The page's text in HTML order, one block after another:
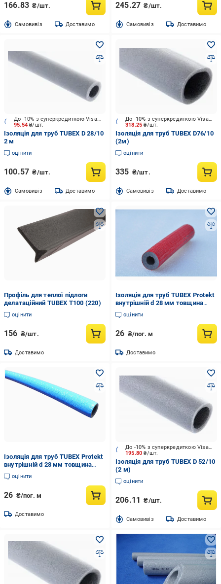
166.83 ₴/шт.
Cамовивіз Доставимо
245.27 ₴/шт.
Cамовивіз Доставимо
95.54₴/шт.
До -10% з суперкредиткою Visa Вигода
Ізоляція для труб TUBEX D 28/10
2 м
оцінити
100.57 ₴/шт.
Cамовивіз Доставимо
318.25₴/шт.
До -10% з суперкредиткою Visa Вигода
Ізоляція для труб TUBEX D76/10
(2м)
оцінити
335 ₴/шт.
Cамовивіз Доставимо
Профіль для теплої підлоги
делатаційний TUBEX Т100 (220)
оцінити
156 ₴/шт.
Доставимо
Ізоляція для труб TUBEX Protekt
внутрішній d 28 мм товщина
стінки 6 мм (1093956521)
оцінити
26 ₴/пог. м
Доставимо
Ізоляція для труб TUBEX Protekt
внутрішній d 28 мм товщина
стінки 6 мм Cиній (1094561209)
оцінити
26 ₴/пог. м
Доставимо
195.80₴/шт.
До -10% з суперкредиткою Visa Вигода
Ізоляція для труб TUBEX D 52/10
(2 м)
оцінити
206.11 ₴/шт.
Cамовивіз Доставимо